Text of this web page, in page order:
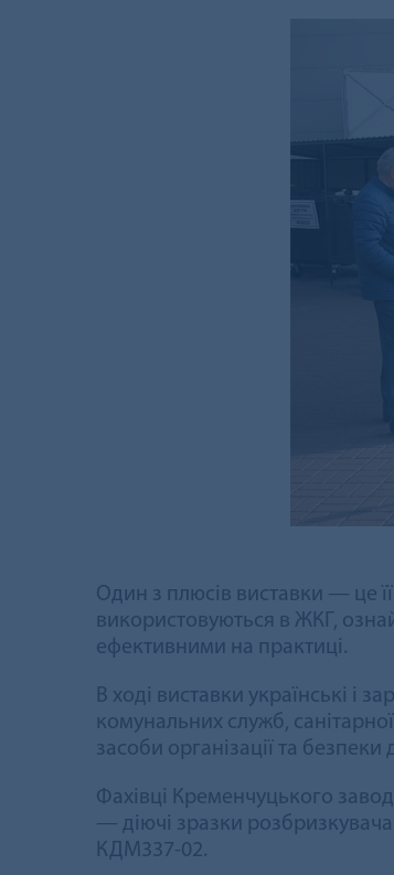
Один з плюсів виставки — це
використовуються в ЖКГ,
ефективними на практиці.
В ході виставки українські і
комунальних служб,
засоби організації та
Фахівці Кременчуцького
— діючі зразки
КДМ337-02.